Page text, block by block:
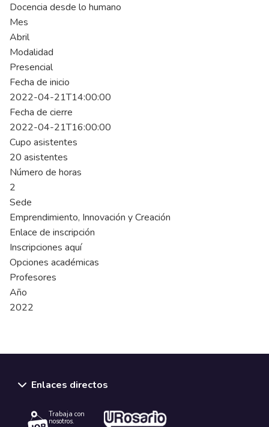
Docencia desde lo humano
Mes
Abril
Modalidad
Presencial
Fecha de inicio
2022-04-21T14:00:00
Fecha de cierre
2022-04-21T16:00:00
Cupo asistentes
20 asistentes
Número de horas
2
Sede
Emprendimiento, Innovación y Creación
Enlace de inscripción
Inscripciones aquí
Opciones académicas
Profesores
Año
2022
Enlaces directos
Trabaja con
nosotros.